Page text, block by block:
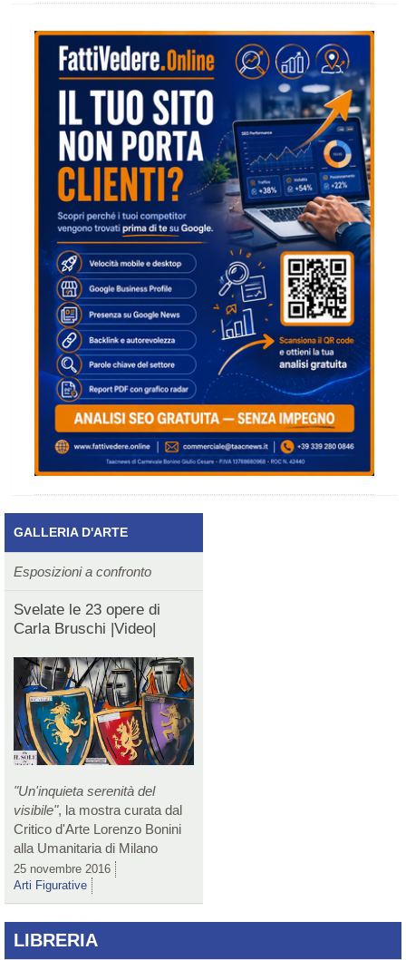
GALLERIA D'ARTE
Esposizioni a confronto
Svelate le 23 opere di
Carla Bruschi |Video|
"Un'inquieta serenità del
visibile", la mostra curata dal
Critico d'Arte Lorenzo Bonini
alla Umanitaria di Milano
25 novembre 2016
Arti Figurative
LIBRERIA